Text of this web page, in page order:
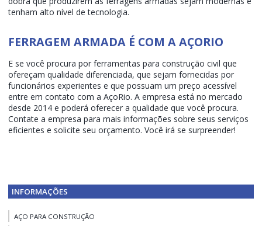
tenham alto nível de tecnologia.
FERRAGEM ARMADA É COM A AÇORIO
E se você procura por ferramentas para construção civil que
ofereçam qualidade diferenciada, que sejam fornecidas por
funcionários experientes e que possuam um preço acessível
entre em contato com a AçoRio. A empresa está no mercado
desde 2014 e poderá oferecer a qualidade que você procura.
Contate a empresa para mais informações sobre seus serviços
eficientes e solicite seu orçamento. Você irá se surpreender!
INFORMAÇÕES
AÇO PARA CONSTRUÇÃO